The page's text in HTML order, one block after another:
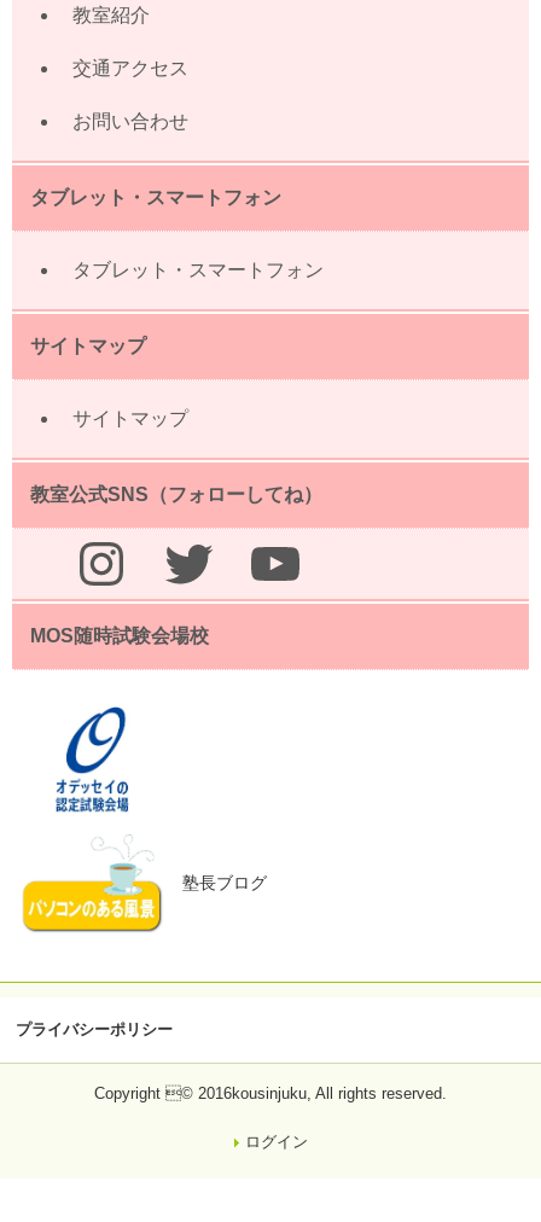
教室紹介
交通アクセス
お問い合わせ
タブレット・スマートフォン
タブレット・スマートフォン
サイトマップ
サイトマップ
教室公式SNS（フォローしてね）
Instagram Twitter YouTube
MOS随時試験会場校
塾長ブログ
プライバシーポリシー
Copyright © 2016kousinjuku, All rights reserved.
ログイン